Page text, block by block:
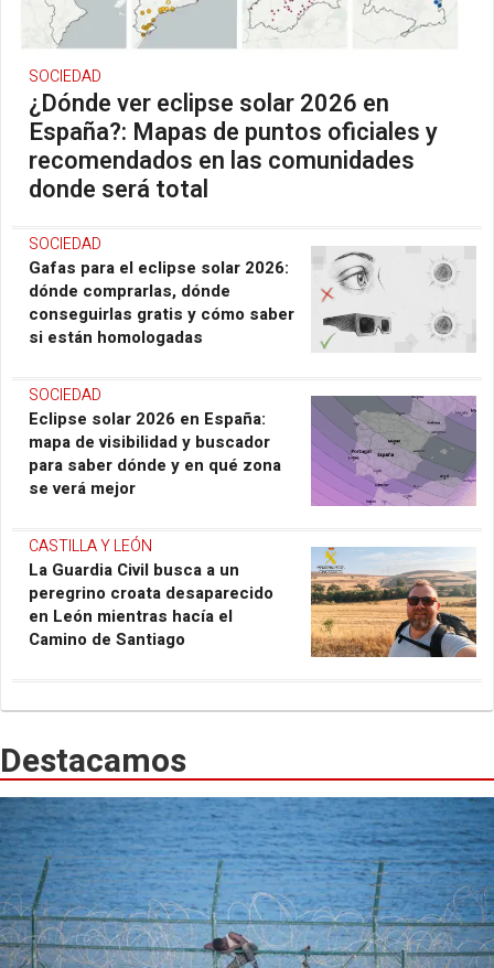
SOCIEDAD
¿Dónde ver eclipse solar 2026 en
España?: Mapas de puntos oficiales y
recomendados en las comunidades
donde será total
SOCIEDAD
Gafas para el eclipse solar 2026:
dónde comprarlas, dónde
conseguirlas gratis y cómo saber
si están homologadas
SOCIEDAD
Eclipse solar 2026 en España:
mapa de visibilidad y buscador
para saber dónde y en qué zona
se verá mejor
CASTILLA Y LEÓN
La Guardia Civil busca a un
peregrino croata desaparecido
en León mientras hacía el
Camino de Santiago
Destacamos